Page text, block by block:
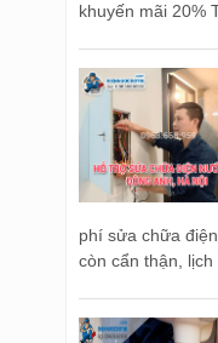
khuyến mãi 20%
phí sửa chữa
còn cẩn thận, lịch